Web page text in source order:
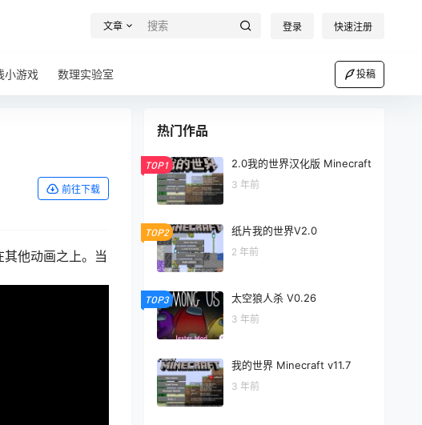
文章 登录 快速注册
小游戏 数理实验室 投稿
前往下载
他动画之上。当
热门作品
TOP1 2.0我的世界汉化版 Minecraft
3 年前
TOP2 纸片我的世界V2.0
2 年前
TOP3 太空狼人杀 V0.26
3 年前
我的世界 Minecraft v11.7
3 年前